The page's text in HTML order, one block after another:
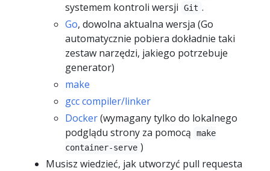
systemem kontroli wersji
Git .
Go, dowolna aktualna wersja (Go
automatycznie pobiera dokładnie taki
zestaw narzędzi, jakiego potrzebuje
generator)
make
gcc compiler/linker
Docker(wymagany tylko do lokalnego
podglądu strony za pomocą
make
container-serve )
Musisz wiedzieć, jak utworzyć pull requesta